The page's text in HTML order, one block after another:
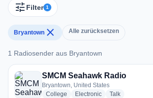
tune Filter 1
Bryantown close Alle zurücksetzen
1 Radiosender aus Bryantown
1 Radiosender aus Bryantown
SMCM Seahawk Radio
Bryantown, United States
College radio stations
Electronicradio stations
Talkradio stations